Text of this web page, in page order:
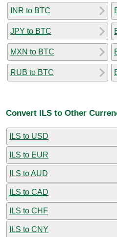
INR to BTC
JPY to BTC
MXN to BTC
RUB to BTC
Convert ILS to Other
ILS to USD
ILS to EUR
ILS to AUD
ILS to CAD
ILS to CHF
ILS to CNY